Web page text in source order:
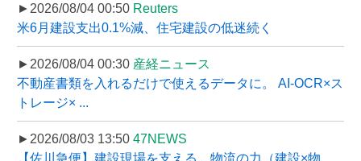
►2026/08/04 00:50 Reuters
米6月建設支出0.1%減、住宅建設の低迷続く
►2026/08/04 00:30 産経ニュース
不動産書類を入れるだけで使えるデータに。 AI-OCR×ス
トレージ× ...
►2026/08/03 13:50 47NEWS
【佐川急便】建設現場を支える、物流の力（建設×物